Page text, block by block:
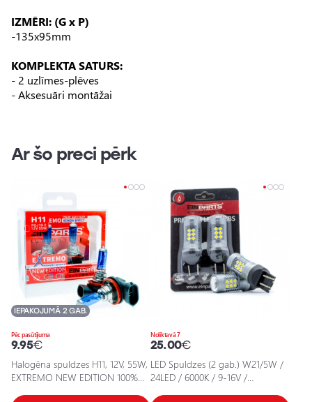
IZMĒRI: (G x P)
-135x95mm
KOMPLEKTA SATURS:
- 2 uzlīmes-plēves
- Aksesuāri montāžai
Ar šo preci pērk
Pēc pasūtījuma
IEPAKOJUMĀ 2 GAB.
9.95€
Halogēna spuldzes H11, 12V, 55W,
EXTREMO NEW EDITION 100%
Noliktavā 7
25.00€
LED Spuldzes (2 gab.) W21/5W /
24LED / 6000K / 9-16V /